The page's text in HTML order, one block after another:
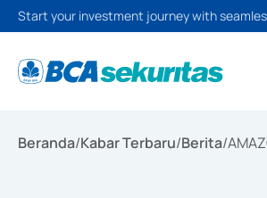
Start your investment journey with
Beranda/Kabar Terbaru/Berita/